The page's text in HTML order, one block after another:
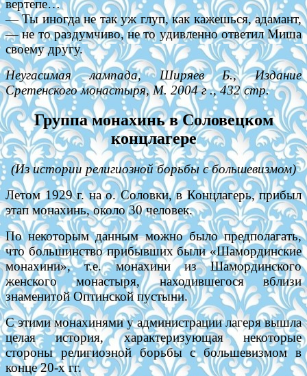
вертепе…
— Ты иногда не так уж глуп, как кажешься, адамант,
— не то раздумчиво, не то удивленно ответил Миша
своему другу.
Неугасимая лампада, Ширяев Б., Издание
Сретенского монастыря, М. 2004 г ., 432 стр.
Группа монахинь в Соловецком
концлагере
(Из истории религиозной борьбы с большевизмом)
Летом 1929 г. на о. Соловки, в Концлагерь, прибыл
этап монахинь, около 30 человек.
По некоторым данным можно было предполагать,
что большинство прибывших были «Шамординские
монахини», т.е. монахини из Шамординского
женского монастыря, находившегося вблизи
знаменитой Оптинской пустыни.
С этими монахинями у администрации лагеря вышла
целая история, характеризующая некоторые
стороны религиозной борьбы с большевизмом в
конце 20-х гг.